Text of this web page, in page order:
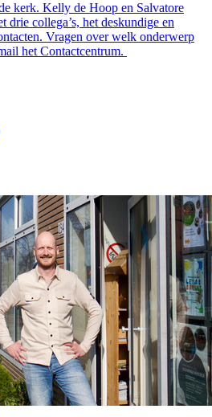
kerk. Kelly de Hoop en Salvatore
drie collega’s, het deskundige en
Vragen over welk onderwerp
het Contactcentrum.